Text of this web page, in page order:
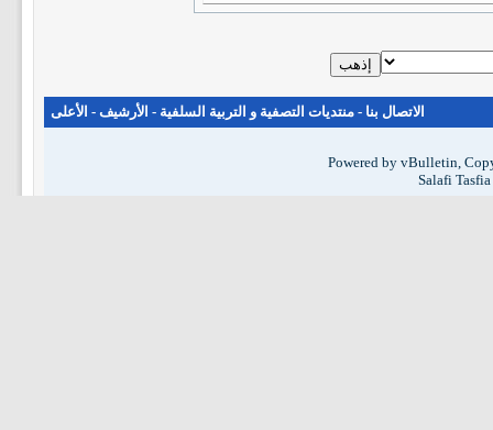
الاتصال بنا - منتديات التصفية و التربية السلفية - الأرشيف - الأعلى
Powered by vBulletin,
Salafi